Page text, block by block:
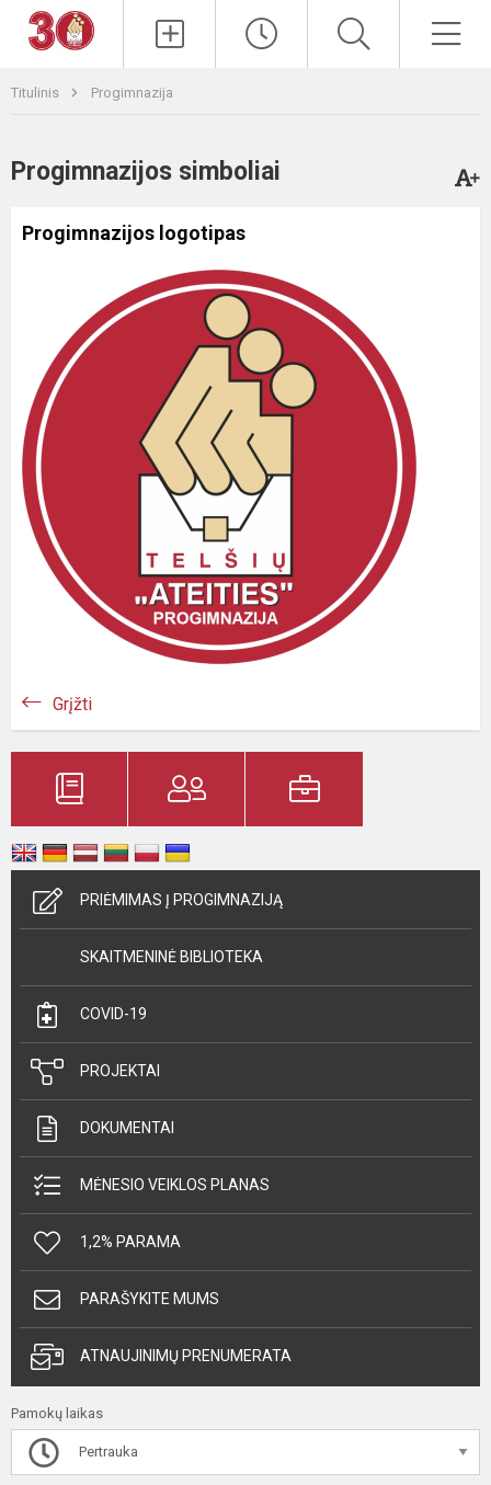
Titulinis Progimnazija
Progimnazijos simboliai
Progimnazijos logotipas
Grįžti
PRIĖMIMAS Į PROGIMNAZIJĄ
SKAITMENINĖ BIBLIOTEKA
COVID-19
PROJEKTAI
DOKUMENTAI
MĖNESIO VEIKLOS PLANAS
1,2% PARAMA
PARAŠYKITE MUMS
ATNAUJINIMŲ PRENUMERATA
Pamokų laikas
Pertrauka